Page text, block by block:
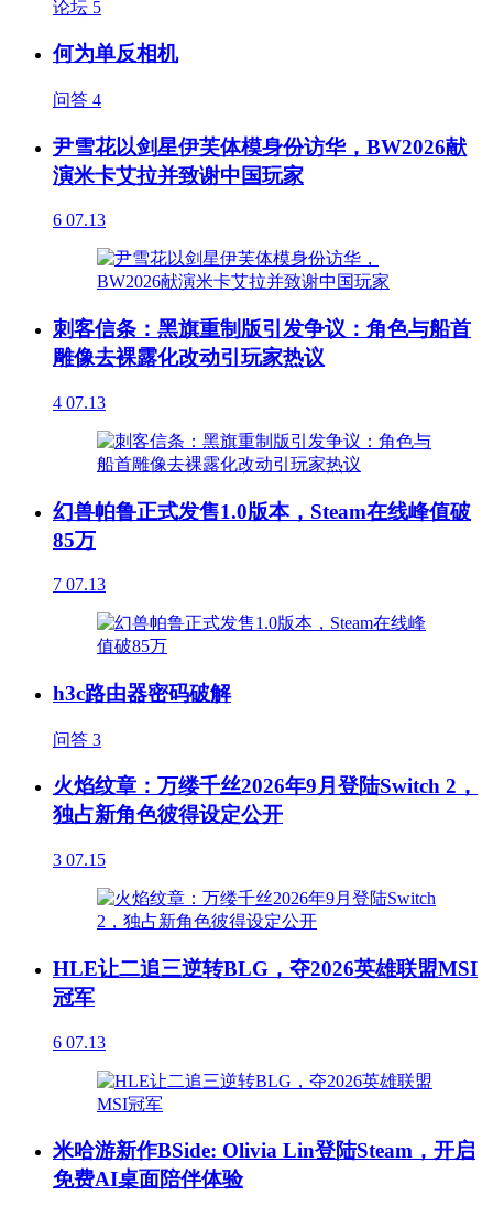
论坛 5
何为单反相机
问答 4
尹雪花以剑星伊芙体模身份访华，BW2026献
演米卡艾拉并致谢中国玩家
6 07.13
刺客信条：黑旗重制版引发争议：角色与船首
雕像去裸露化改动引玩家热议
4 07.13
幻兽帕鲁正式发售1.0版本，Steam在线峰值破
85万
7 07.13
h3c路由器密码破解
问答 3
火焰纹章：万缕千丝2026年9月登陆Switch 2，
独占新角色彼得设定公开
3 07.15
HLE让二追三逆转BLG，夺2026英雄联盟MSI
冠军
6 07.13
米哈游新作BSide: Olivia Lin登陆Steam，开启
免费AI桌面陪伴体验